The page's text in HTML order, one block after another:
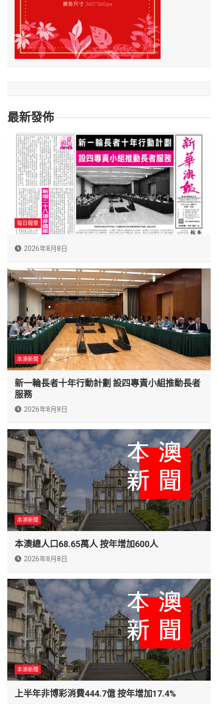
最新發佈
每日報章
2026年8月8日
本澳新聞
新一輪長者十年行動計劃 設四專責小組推動長者
服務
2026年8月8日
本澳新聞
本澳總人口68.65萬人 按年增加600人
2026年8月8日
本澳新聞
上半年非博彩消費444.7億 按年增加17.4%